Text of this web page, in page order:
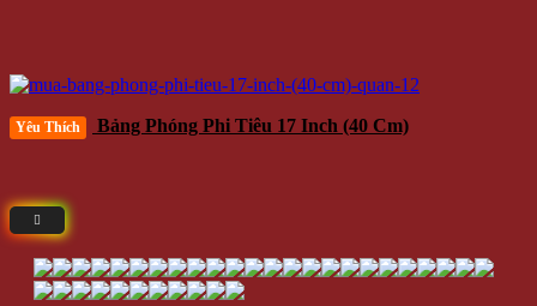
Yêu Thích Bảng Phóng Phi Tiêu 17 Inch (40 Cm)